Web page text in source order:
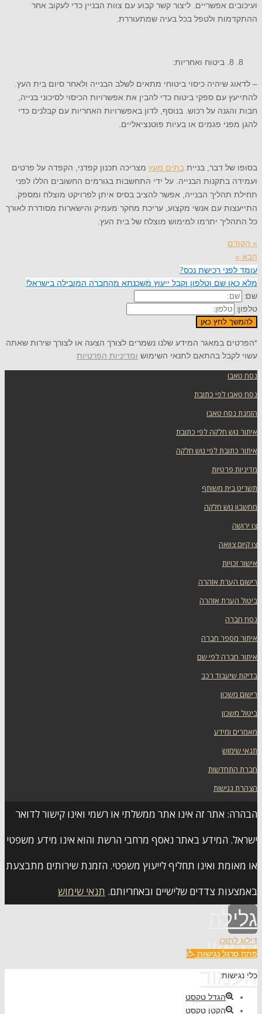
ועיכובים אפשריים. ליצור קשר קבוע עם צוות הבניין כדי לעקוב אחר
ההתקדמות ולטפל בכל בעיה שמתעוררת.
8. ביטוח ואחריות:
– לדאוג שיהיה כיסוי ביטוחי מתאים לשלב הבנייה ולאחר סיום בית העץ.
להתייעץ עם ספקי ביטוח כדי להבין את אפשרויות הכיסוי לסיכוני בנייה,
חבות והגנה על רכוש. בנוסף, לדון באפשרויות האחריות עם קבלנים כדי
להגן מפני פגמים או בעיות פוטנציאליים.
בסופו של דבר, בניית בתים מעץ מצריכה תכנון קפדני, הקפדה על פרטים
ועמידה בתקנות הבנייה. על ידי התחשבות בגורמים החשובים הללו לפני
תחילת תהליך הבנייה, אפשר להציב בסיס איתן לפרויקט מוצלח ומספק.
התייעצות עם אנשי מקצוע, עריכת מחקר מעמיק והישארות מסודרת לאורך
כל התהליך יתרמו למימוש מוצלח של בית העץ.
« הקודם
הבא »
עומד לפני רכישת נכס?
מלא כאן שם וטלפון וקבל ייעוץ משכנתא מהחברה המובילה בישראל!
שם:
טלפון:
להמשך לחץ כאן
*הפרטים במאגר המידע שלנו נשמרים לצורך הצעה או לצורך שירות שאתה
עשוי לקבל בהתאם לתנאי השימוש ומדיניות הפרטיות
נסח טאבו
נסח טאבו לפי כתובת
הזמנת נסח טאבו
איתור גוש חלקה לפי כתובת
איתור כתובת לפי גוש חלקה
מדיניות פרטיות
תשריט בית משותף
מחשבון גוש חלקה
צו ירושה
צו קיום צוואה
אישור זכויות
רישום הערת אזהרה
ביטול הערת אזהרה
נסח חברה
איתור מספר חברה
איתור חברה לפי שם
בדיקת שיעבוד רכב
רישום משכון
ביטול משכון
מאמרים ומידע
תנאי שימוש
חברת התחדשות
הצהרת נגישות
הבהרה: אתר זה אינו אתר ממשלתי או רשמי ואינו קישור לדואר
ישראל. המידע באתר נאסף מרחבי הרשת והוא אינו מידע משפטי
או מאומת ואינו תחליף לייעוץ משפטי. הזמנת שירותים מתבצעת
באמצעות צדדים שלישיים ובאחריותם. תנאי שימוש
גלילה
לראש
העמוד
דילוג לתוכן
פתח סרגל נגישות
כלי נגישות
הגדל טקסט
הקטן טקסט